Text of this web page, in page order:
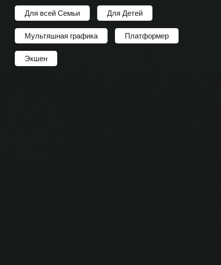
Для всей Семьи Для Детей
Мультяшная графика Платформер
Экшен